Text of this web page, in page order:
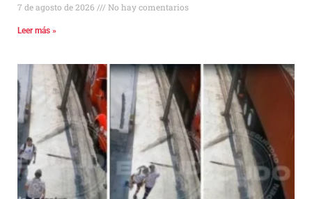
7 de agosto de 2026 No hay comentarios
Leer más »